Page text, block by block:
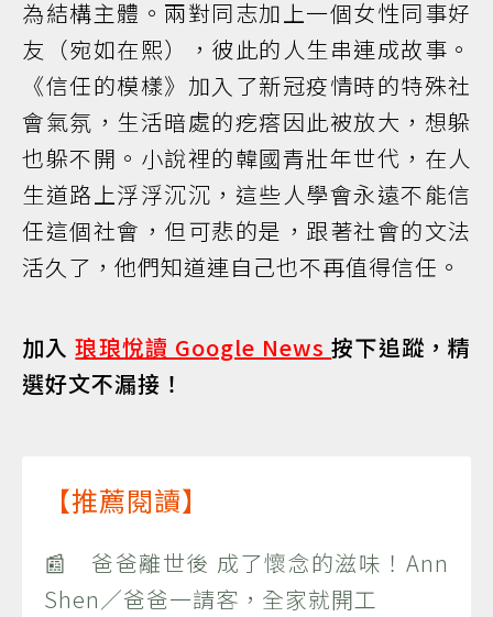
為結構主體。兩對同志加上一個女性同事好
友（宛如在熙），彼此的人生串連成故事。
《信任的模樣》加入了新冠疫情時的特殊社
會氣氛，生活暗處的疙瘩因此被放大，想躲
也躲不開。小說裡的韓國青壯年世代，在人
生道路上浮浮沉沉，這些人學會永遠不能信
任這個社會，但可悲的是，跟著社會的文法
活久了，他們知道連自己也不再值得信任。
加入琅琅悅讀 Google News按下追蹤，精
選好文不漏接！
【推薦閱讀】
📰 爸爸離世後 成了懷念的滋味！Ann
Shen／爸爸一請客，全家就開工